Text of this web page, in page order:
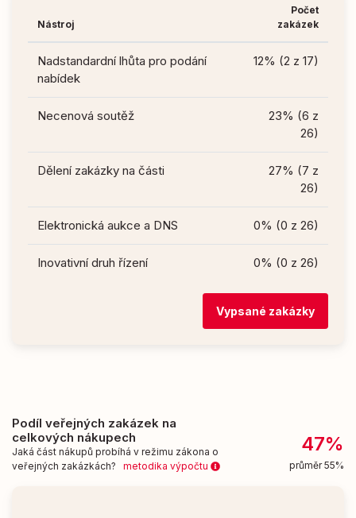
Nástroj
Počet
zakázek
Nadstandardní lhůta pro podání
nabídek
12% (2 z 17)
Necenová soutěž
23% (6 z
26)
Dělení zakázky na části
27% (7 z
26)
Elektronická aukce a DNS 0% (0 z 26)
Inovativní druh řízení 0% (0 z 26)
Vypsané zakázky
Podíl veřejných zakázek na
celkových nákupech
Jaká část nákupů probíhá v režimu zákona o
veřejných zakázkách? metodika výpočtu
47%
průměr 55%